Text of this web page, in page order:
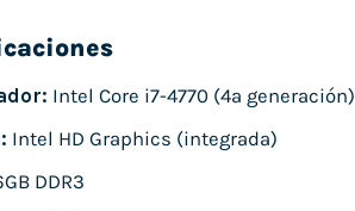
Intel Core i7-4770 (4ª generación)
Intel HD Graphics (integrada)
DDR3